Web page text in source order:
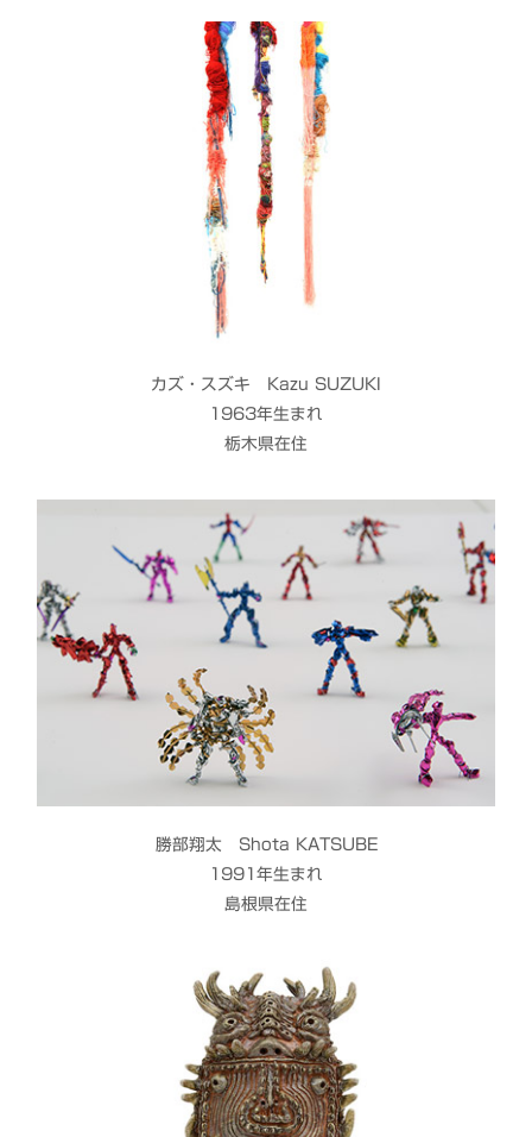
カズ・スズキ Kazu SUZUKI
1963年生まれ
栃木県在住
勝部翔太 Shota KATSUBE
1991年生まれ
島根県在住